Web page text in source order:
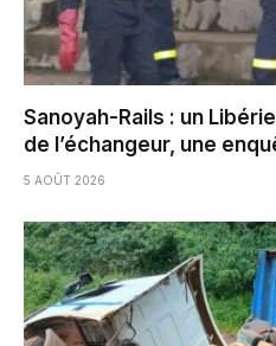
Sanoyah-Rails : un
de l’échangeur, une
5 AOÛT 2026